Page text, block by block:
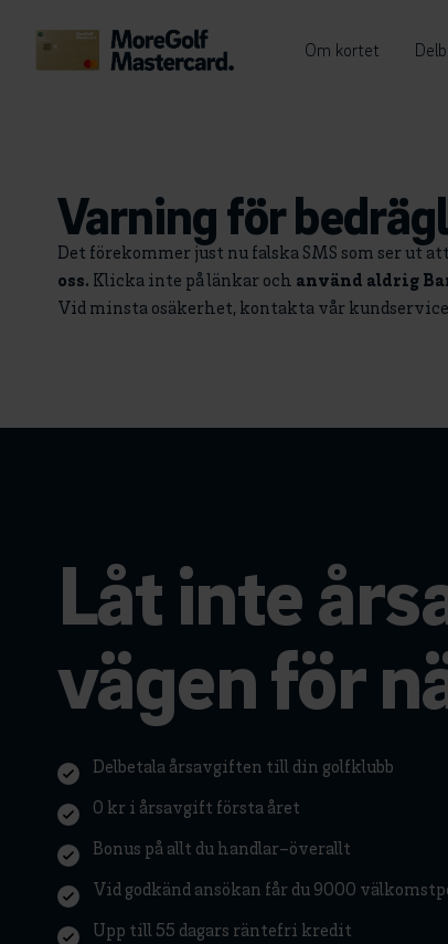
Om kortet
Varning för
Det förekommer just nu falska SMS som ser ut
oss. Klicka inte på länkar och använd aldrig
Vid minsta osäkerhet, kontakta vår kundservice
Låt inte
vägen för
Delbetala årsavgiften till din golfklubb
0 kr i årsavgift första året
Bonus på allt du handlar–överallt
Vid godkänd ansökan får du 9000
Upp till 55 dagars räntefri kredit